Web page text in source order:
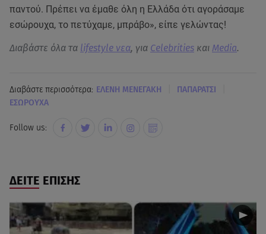
παντού. Πρέπει να έμαθε όλη η Ελλάδα ότι αγοράσαμε
εσώρουχα, το πετύχαμε, μπράβο», είπε γελώντας!
Διαβάστε όλα τα lifestyle νεα, για Celebrities και Media.
Διαβάστε περισσότερα: ΕΛΕΝΗ ΜΕΝΕΓΑΚΗ ΠΑΠΑΡΑΤΣΙ
ΕΣΩΡΟΥΧΑ
Follow us:
ΔΕΙΤΕ ΕΠΙΣΗΣ